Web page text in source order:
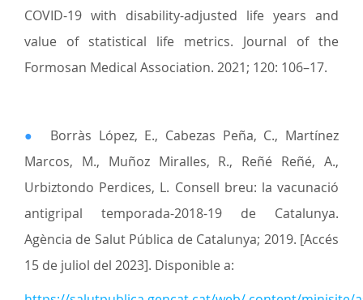
COVID-19 with disability-adjusted life years and
value of statistical life metrics. Journal of the
Formosan Medical Association. 2021; 120: 106–17.
● Borràs López, E., Cabezas Peña, C., Martínez
Marcos, M., Muñoz Miralles, R., Reñé Reñé, A.,
Urbiztondo Perdices, L. Consell breu: la vacunació
antigripal temporada-2018-19 de Catalunya.
Agència de Salut Pública de Catalunya; 2019. [Accés
15 de juliol del 2023]. Disponible a: